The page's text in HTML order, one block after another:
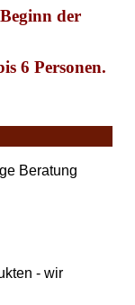
der
6 Personen.
Beratung
- wir